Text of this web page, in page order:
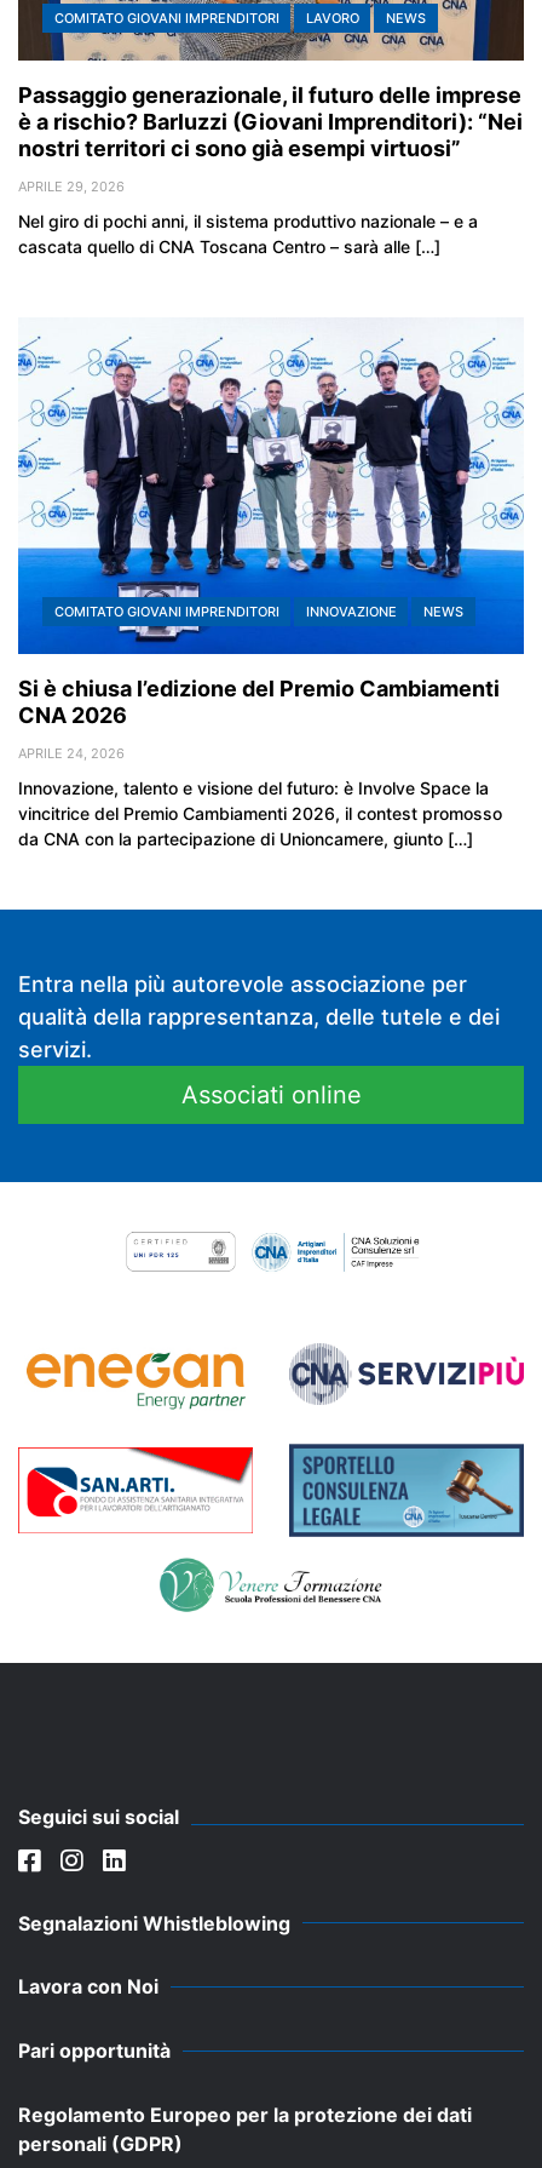
COMITATO GIOVANI IMPRENDITORI LAVORO NEWS
Passaggio generazionale, il futuro delle imprese
è a rischio? Barluzzi (Giovani Imprenditori): “Nei
nostri territori ci sono già esempi virtuosi”
APRILE 29, 2026
Nel giro di pochi anni, il sistema produttivo nazionale – e a
cascata quello di CNA Toscana Centro – sarà alle […]
COMITATO GIOVANI IMPRENDITORI INNOVAZIONE NEWS
Si è chiusa l’edizione del Premio Cambiamenti
CNA 2026
APRILE 24, 2026
Innovazione, talento e visione del futuro: è Involve Space la
vincitrice del Premio Cambiamenti 2026, il contest promosso
da CNA con la partecipazione di Unioncamere, giunto […]
Entra nella più autorevole associazione per
qualità della rappresentanza, delle tutele e dei
servizi.
Associati online
Seguici sui social
Segnalazioni Whistleblowing
Lavora con Noi
Pari opportunità
Regolamento Europeo per la protezione dei dati
personali (GDPR)